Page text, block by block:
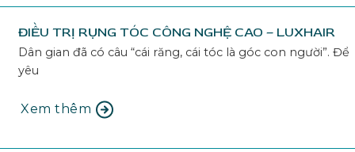
ĐIỀU TRỊ RỤNG TÓC CÔNG NGHỆ CAO – LUXHAIR
Dân gian đã có câu “cái răng, cái tóc là góc con người”. Để
yêu
Xem thêm